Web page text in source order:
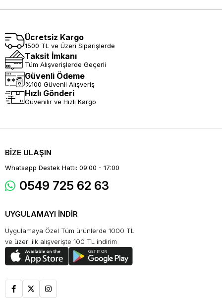
Ücretsiz Kargo
1500 TL ve Üzeri Siparişlerde
Taksit İmkanı
Tüm Alışverişlerde Geçerli
Güvenli Ödeme
%100 Güvenli Alışveriş
Hızlı Gönderi
Güvenilir ve Hızlı Kargo
BİZE ULAŞIN
Whatsapp Destek Hattı: 09:00 - 17:00
0549 725 62 63
UYGULAMAYI İNDİR
Uygulamaya Özel Tüm ürünlerde 1000 TL
ve üzeri ilk alışverişte 100 TL indirim